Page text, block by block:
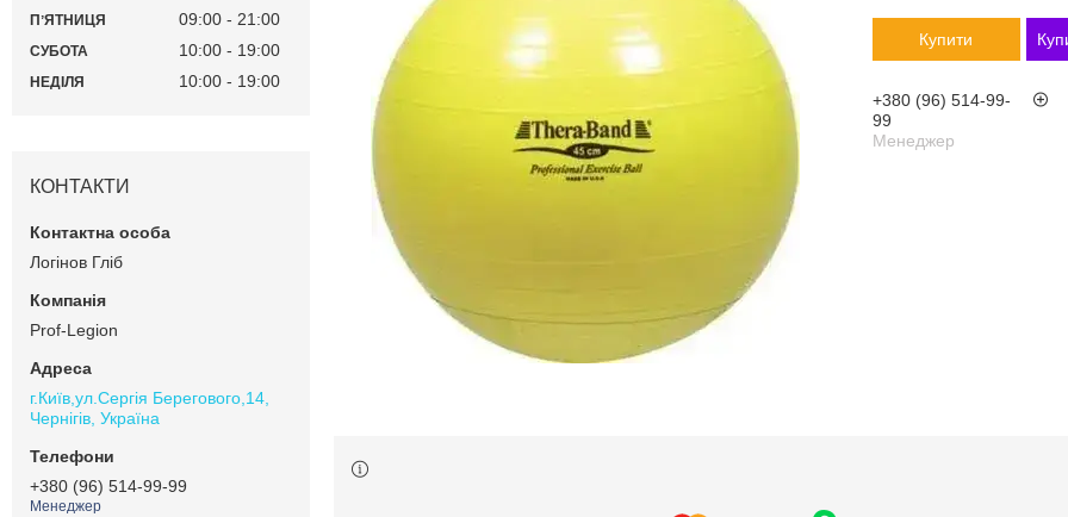
Купити
+380 (96) 514-99-
99
Менеджер
ПʼЯТНИЦЯ 09:00 21:00
СУБОТА 10:00 19:00
НЕДІЛЯ 10:00 19:00
КОНТАКТИ
Логінов Гліб
Prof-Legion
г.Київ,ул.Сергiя Берегового,14,
Чернігів, Україна
+380 (96) 514-99-99
Менеджер